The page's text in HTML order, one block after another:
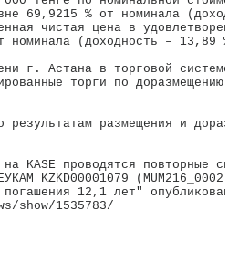
69,9215 % от номинала
чистая цена в
номинала (доходность – 13,89 %
г. Астана в торговой системе
торги по доразмещению
результатам размещения и
KASE проводятся повторные
KZKD00001079
12,1 лет"
show/1535783/